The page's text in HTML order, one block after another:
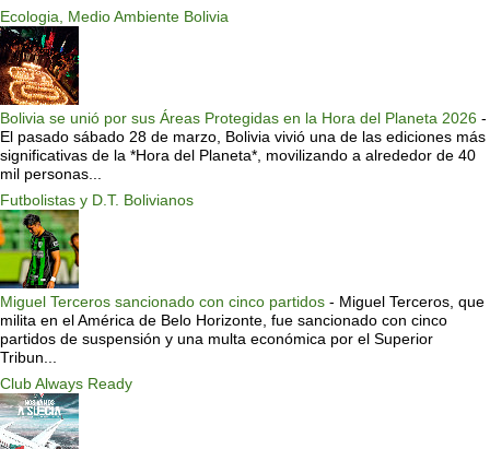
Ecologia, Medio Ambiente Bolivia
Bolivia se unió por sus Áreas Protegidas en la Hora del Planeta 2026 -
El pasado sábado 28 de marzo, Bolivia vivió una de las ediciones más
significativas de la *Hora del Planeta*, movilizando a alrededor de 40
mil personas...
Futbolistas y D.T. Bolivianos
Miguel Terceros sancionado con cinco partidos - Miguel Terceros, que
milita en el América de Belo Horizonte, fue sancionado con cinco
partidos de suspensión y una multa económica por el Superior
Tribun...
Club Always Ready